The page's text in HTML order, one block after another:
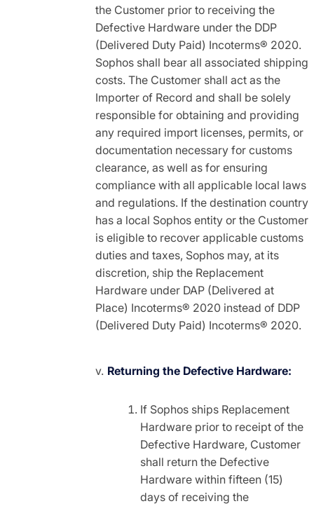
the Customer prior to receiving the
Defective Hardware under the DDP
(Delivered Duty Paid) Incoterms® 2020.
Sophos shall bear all associated shipping
costs. The Customer shall act as the
Importer of Record and shall be solely
responsible for obtaining and providing
any required import licenses, permits, or
documentation necessary for customs
clearance, as well as for ensuring
compliance with all applicable local laws
and regulations. If the destination country
has a local Sophos entity or the Customer
is eligible to recover applicable customs
duties and taxes, Sophos may, at its
discretion, ship the Replacement
Hardware under DAP (Delivered at
Place) Incoterms® 2020 instead of DDP
(Delivered Duty Paid) Incoterms® 2020.
Returning the Defective Hardware:
If Sophos ships Replacement
Hardware prior to receipt of the
Defective Hardware, Customer
shall return the Defective
Hardware within fifteen (15)
days of receiving the